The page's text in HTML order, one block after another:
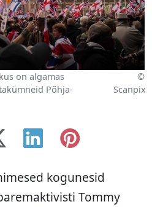
on algamas
Põhja-
©
Scanpix
kogunesid
Tommy